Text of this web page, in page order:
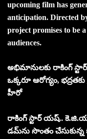
upcoming film has
anticipation. Directed
project promises to be
audiences.
అభిమానుల‌కు రాకింగ్
ఒక్క‌రూ ఆరోగ్యం,
హీరో
రాకింగ్ స్టార్ య‌ష్‌..
డ‌మ్‌ను సొంతం